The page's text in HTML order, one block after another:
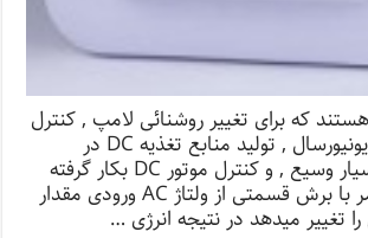
که برای تغییر روشنائی لامپ , کنترل
سرعت موتورهای یونیورسال , تولید منابع تغذیه DC در
محدوده ولتاژی بسیار وسیع , و کنترل موتور DC بکار گرفته
میشوند. مدار دیمر با برش قسمتی از ولتاژ AC ورودی مقدار
تغییر میدهد در نتیجه انرژی …